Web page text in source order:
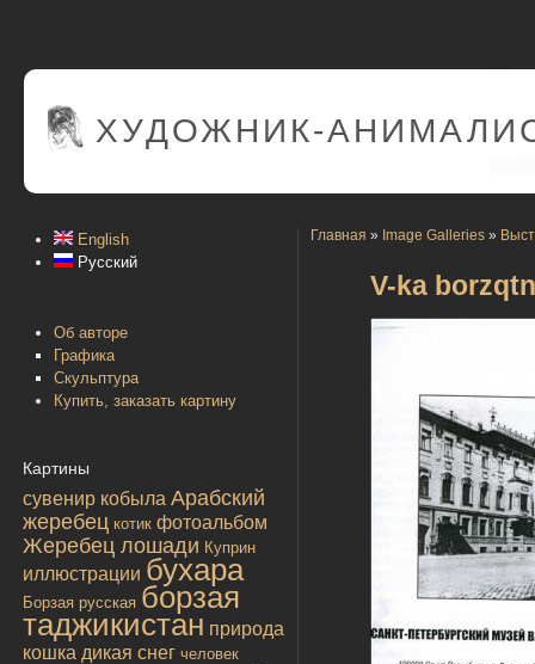
ХУДОЖНИК-
English
Русский
Об авторе
Графика
Скульптура
Купить, заказать картину
Картины
сувенир кобыла Арабский
жеребец котик фотоальбом
Жеребец лошади Куприн
иллюстрации бухара
Борзая русская борзая
таджикистан природа
кошка дикая снег человек
Главная » Image Galleries »
V-ka